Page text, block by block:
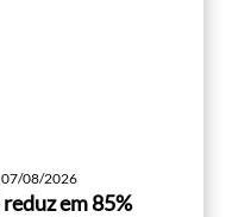
07/08/2026
em 85%